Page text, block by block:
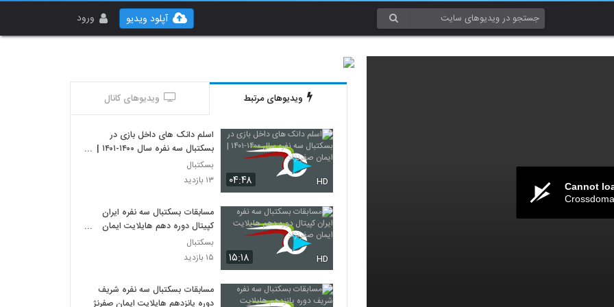
ورود آپلود ویدیو
Cannot
ویدیوهای مرتبط ویدیوهای کانال
۰۴:۴۸ HD
اسلم دانک های داخل بازی در
بسکتبال سه نفره سال ۱۴۰۰-۱۴۰۱ |
ایمان صفرنژاد
بسکتبال
۱۳ بازدید
۱۵:۱۸ HD
مسابقات بسکتبال سه نفره ایران
کپیتال دوره دهم هایلایت ایمان
صفرنژاد
بسکتبال
۱۵ بازدید
مسابقات بسکتبال سه نفره شریف
دوره پانزدهم هایلایت ایمان صفرنژاد